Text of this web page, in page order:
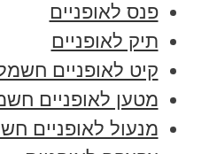
פנס לאופניים
תיק לאופניים
קיט לאופניים
מטען לאופניים
מנעול לאופניים